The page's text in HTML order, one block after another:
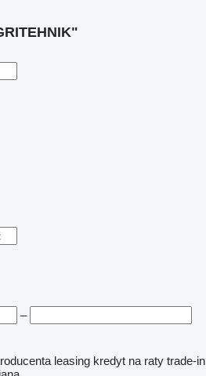
–
leasing kredyt na raty trade-in